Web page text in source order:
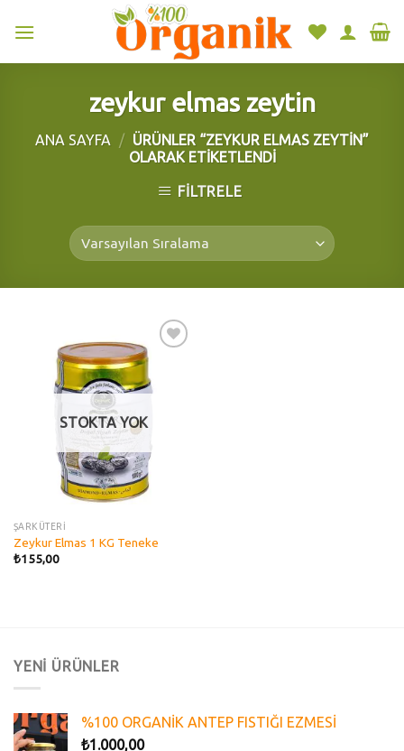
zeykur elmas zeytin
ANA SAYFA / ÜRÜNLER “ZEYKUR ELMAS ZEYTIN”
OLARAK ETIKETLENDI
FILTRELE
STOKTA YOK
ŞARKÜTERİ
Zeykur Elmas 1 KG Teneke
₺155,00
YENİ ÜRÜNLER
%100 ORGANİK ANTEP FISTIĞI EZMESİ
₺1.000,00